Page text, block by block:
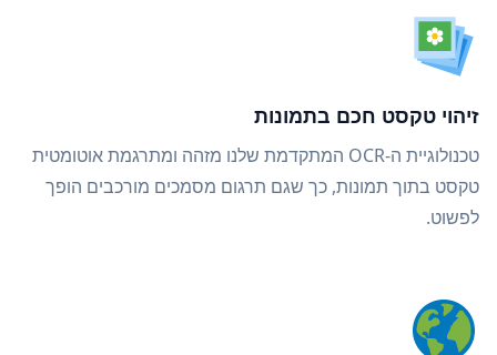
זיהוי טקסט חכם בתמונות
טכנולוגיית ה-OCR המתקדמת שלנו מזהה ומתרגמת אוטומטית
טקסט בתוך תמונות, כך שגם תרגום מסמכים מורכבים הופך
לפשוט.